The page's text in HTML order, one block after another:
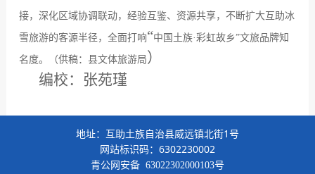
接，深化区域协调联动，经验互鉴、资源共享，不断扩大互助冰
雪旅游的客源半径， 全面打响“中国土族·彩虹故乡”文旅品牌知
名度。（供稿：县文体旅游局 ）
编校：张苑瑾
地址：互助土族自治县威远镇北街1号
网站标识码：6302230002
青公网安备 63022302000103号